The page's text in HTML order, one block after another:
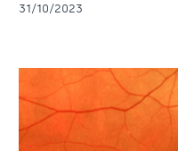
31/10/2023